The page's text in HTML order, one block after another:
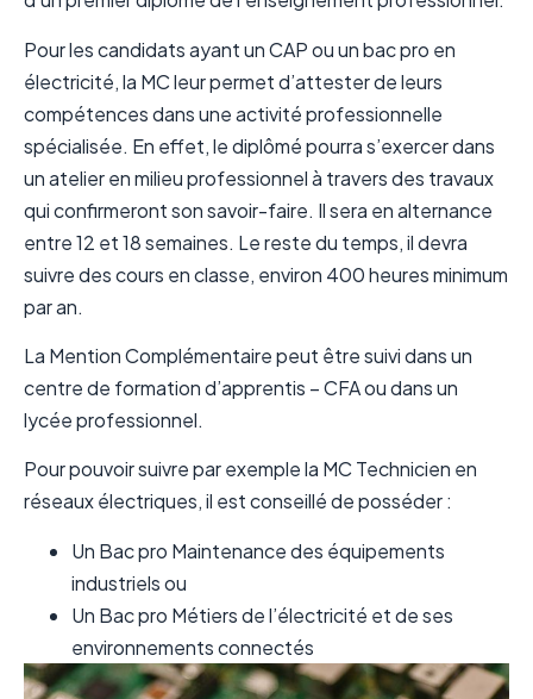
Pour les candidats ayant un CAP ou un bac pro en
électricité, la MC leur permet d’attester de leurs
compétences dans une activité professionnelle
spécialisée. En effet, le diplômé pourra s’exercer dans
un atelier en milieu professionnel à travers des travaux
qui confirmeront son savoir-faire. Il sera en alternance
entre 12 et 18 semaines. Le reste du temps, il devra
suivre des cours en classe, environ 400 heures minimum
par an.
La Mention Complémentaire peut être suivi dans un
centre de formation d’apprentis – CFA ou dans un
lycée professionnel.
Pour pouvoir suivre par exemple la MC Technicien en
réseaux électriques, il est conseillé de posséder :
Un Bac pro Maintenance des équipements
industriels ou
Un Bac pro Métiers de l’électricité et de ses
environnements connectés